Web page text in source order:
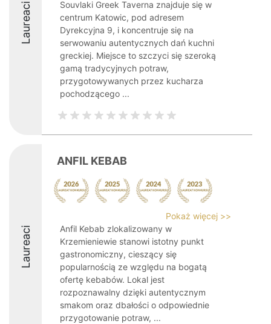
Laureaci
Souvlaki Greek Taverna znajduje się w
centrum Katowic, pod adresem
Dyrekcyjna 9, i koncentruje się na
serwowaniu autentycznych dań kuchni
greckiej. Miejsce to szczyci się szeroką
gamą tradycyjnych potraw,
przygotowywanych przez kucharza
pochodzącego ...
Laureaci
ANFIL KEBAB
Pokaż więcej >>
Anfil Kebab zlokalizowany w
Krzemieniewie stanowi istotny punkt
gastronomiczny, cieszący się
popularnością ze względu na bogatą
ofertę kebabów. Lokal jest
rozpoznawalny dzięki autentycznym
smakom oraz dbałości o odpowiednie
przygotowanie potraw, ...